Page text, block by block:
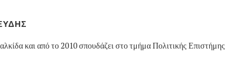
και από το 2010 σπουδάζει στο τμήμα Πολιτικής